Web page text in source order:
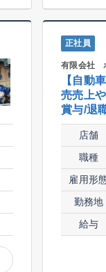
正社員
有限会社
【自動
売売上
賞与/退
店舗
職種
雇用形
勤務地
給与